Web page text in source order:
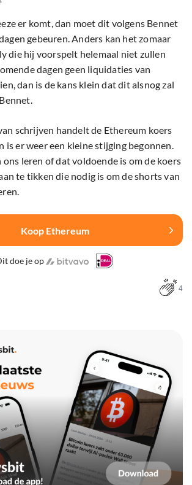
er komt, dan moet dit volgens Bennet
gebeuren. Anders kan het zomaar
die hij voorspelt helemaal niet zullen
dagen geen liquidaties van
dan is de kans klein dat dit alsnog zal
schrijven handelt de Ethereum koers
is er weer een kleine stijging begonnen.
leren of dat voldoende is om de koers
te tikken die nodig is om de shorts van
Koop Ethereum
doe je op
4